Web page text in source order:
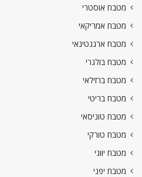
מטבח אוסטרי
מטבח אמריקאי
מטבח ארגנטינאי
מטבח בולגרי
מטבח ברזילאי
מטבח בריטי
מטבח טוניסאי
מטבח טורקי
מטבח יווני
מטבח יפני